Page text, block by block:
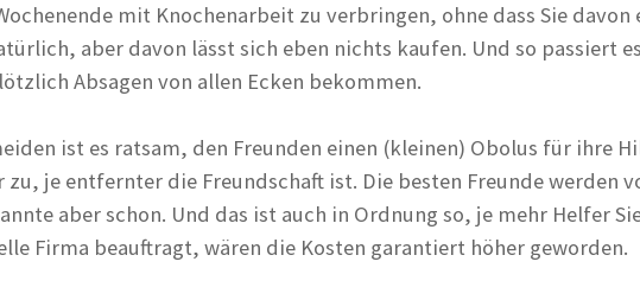
mit Knochenarbeit zu verbringen, ohne dass Sie
aber davon lässt sich eben nichts kaufen. Und so passiert
Absagen von allen Ecken bekommen.
ist es ratsam, den Freunden einen (kleinen) Obolus für ihre
je entfernter die Freundschaft ist. Die besten Freunde werden
aber schon. Und das ist auch in Ordnung so, je mehr Helfer
Firma beauftragt, wären die Kosten garantiert höher geworden.